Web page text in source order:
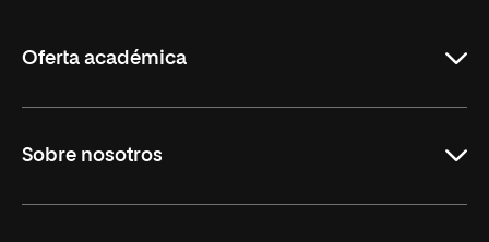
Oferta académica
Másteres Oficiales
Sobre nosotros